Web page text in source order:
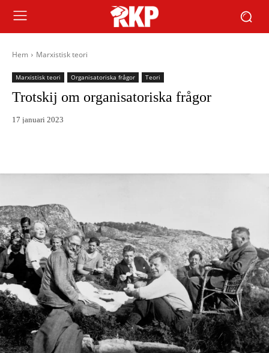
Hem Marxistisk teori
Marxistisk teori Organisatoriska frågor Teori
Trotskij om organisatoriska frågor
17 januari 2023